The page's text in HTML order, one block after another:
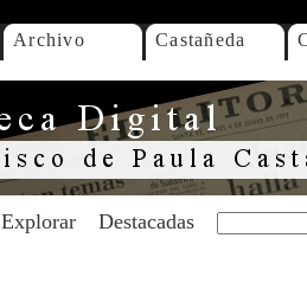
Archivo Castañeda
Explorar Destacadas